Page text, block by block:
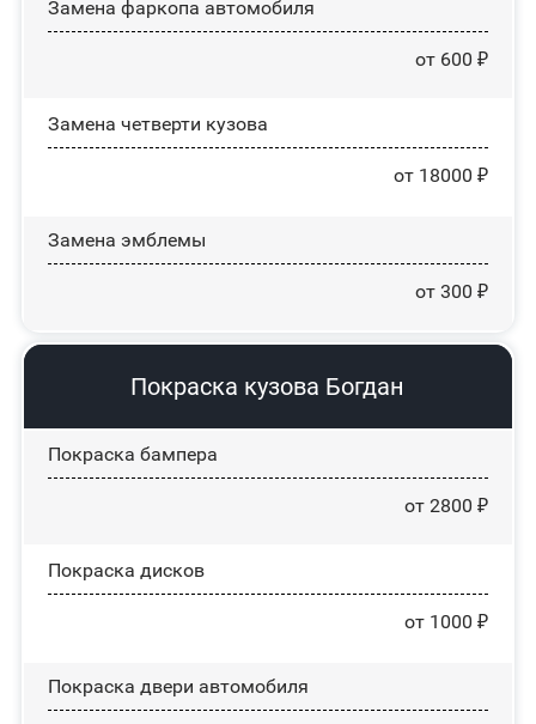
Замена фаркопа автомобиля
от 600 ₽
Замена четверти кузова
от 18000 ₽
Замена эмблемы
от 300 ₽
Покраска кузова Богдан
Покраска бампера
от 2800 ₽
Покраска дисков
от 1000 ₽
Покраска двери автомобиля